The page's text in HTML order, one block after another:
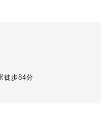
徒歩84分